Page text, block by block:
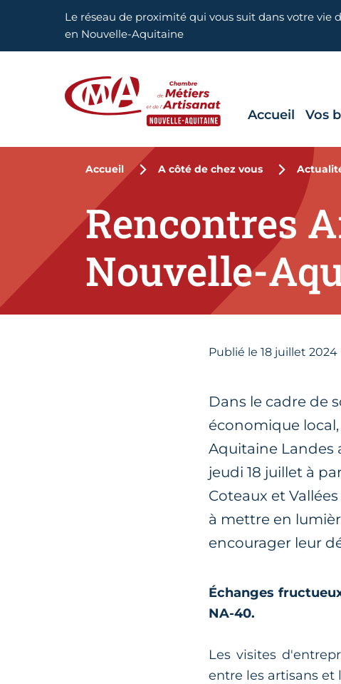
Aller en haut de pageLe réseau de proximité qui vous suit dans votre vie
en Nouvelle-Aquitaine
Accueil Vos
Accueil A côté de chez vous
Rencontres
Nouvelle-
Publié le18 juillet 2024
Dans le cadre de
économique
Aquitaine Landes
jeudi 18 juillet à
Coteaux et
à mettre en
encourager leur
Échanges
NA-40.
Les visites
entre les artisans et